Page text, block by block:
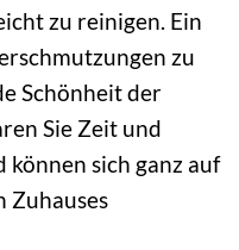
zu reinigen. Ein
zu
Schönheit der
Sie Zeit und
können sich ganz auf
Zuhauses